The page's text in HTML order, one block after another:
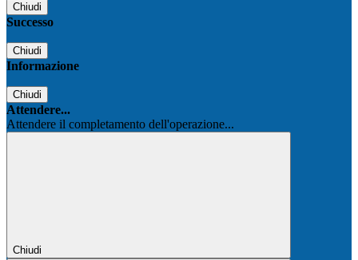
Chiudi
Successo
Chiudi
Informazione
Chiudi
Attendere...
Attendere il completamento dell'operazione...
Chiudi